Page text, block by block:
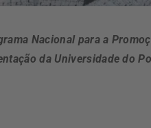
Nacional para a
da Universidade do